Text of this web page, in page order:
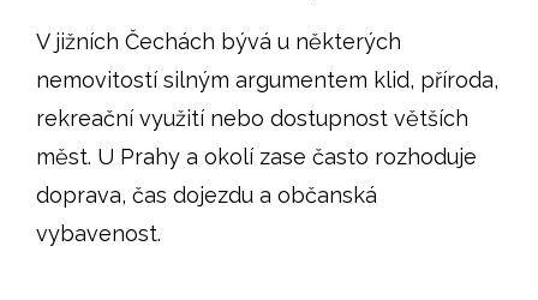
V jižních Čechách bývá u některých
nemovitostí silným argumentem klid, příroda,
rekreační využití nebo dostupnost větších
měst. U Prahy a okolí zase často rozhoduje
doprava, čas dojezdu a občanská
vybavenost.